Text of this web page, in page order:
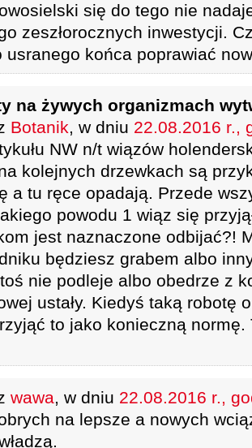
się do tego nie
zeszłorocznych inwestycji.
usranego końca poprawiać
na żywych organizmach
Botanik, w dniu 22.08.2016 r.,
NW n/t wiązów
kolejnych drzewkach są
a tu ręce opadają. Przede
powodu 1 wiąz się
jest naznaczone odbijać?!
będziesz grabem albo
nie podleje albo obedrze z
ustały. Kiedyś taką robotę
to jako konieczną normę.
wawa, w dniu 22.08.2016 r.,
na lepsze a nowych